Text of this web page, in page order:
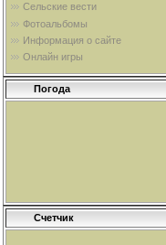
Сельские вести
Фотоальбомы
Информация о сайте
Онлайн игры
Погода
Счетчик